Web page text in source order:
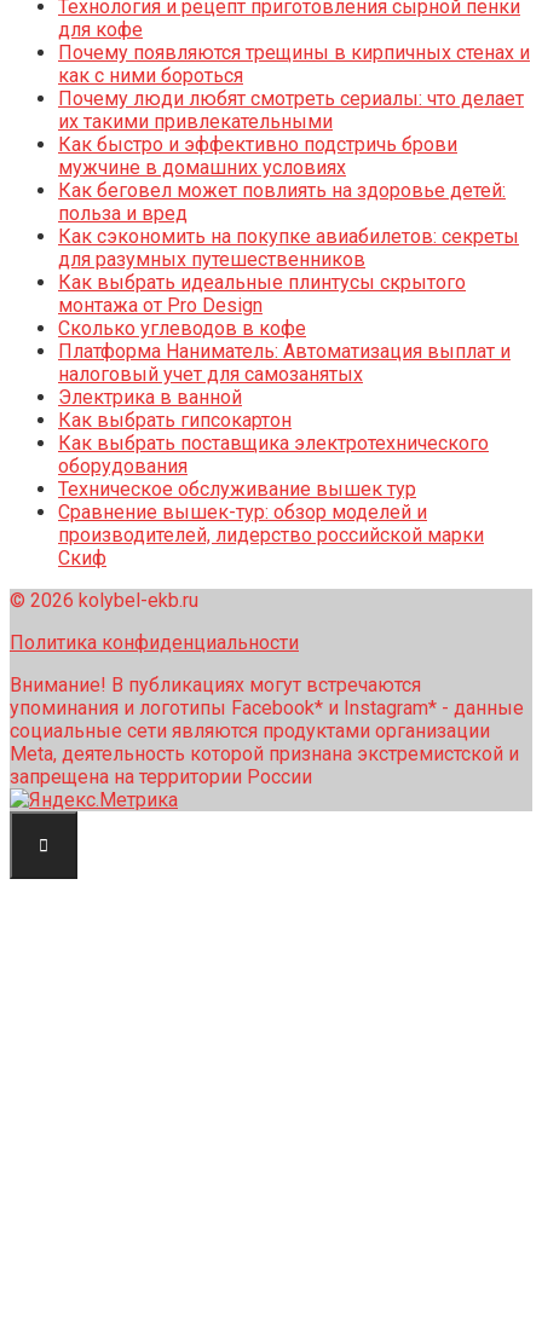
Технология и рецепт приготовления сырной пенки
для кофе
Почему появляются трещины в кирпичных стенах и
как с ними бороться
Почему люди любят смотреть сериалы: что делает
их такими привлекательными
Как быстро и эффективно подстричь брови
мужчине в домашних условиях
Как беговел может повлиять на здоровье детей:
польза и вред
Как сэкономить на покупке авиабилетов: секреты
для разумных путешественников
Как выбрать идеальные плинтусы скрытого
монтажа от Pro Design
Сколько углеводов в кофе
Платформа Наниматель: Автоматизация выплат и
налоговый учет для самозанятых
Электрика в ванной
Как выбрать гипсокартон
Как выбрать поставщика электротехнического
оборудования
Техническое обслуживание вышек тур
Сравнение вышек-тур: обзор моделей и
производителей, лидерство российской марки
Скиф
© 2026 kolybel-ekb.ru
Политика конфиденциальности
Внимание! В публикациях могут встречаются
упоминания и логотипы Facebook* и Instagram* - данные
социальные сети являются продуктами организации
Meta, деятельность которой признана экстремистской и
запрещена на территории России